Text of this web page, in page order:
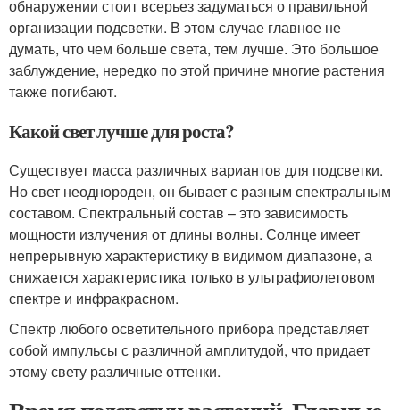
обнаружении стоит всерьез задуматься о правильной
организации подсветки. В этом случае главное не
думать, что чем больше света, тем лучше. Это большое
заблуждение, нередко по этой причине многие растения
также погибают.
Какой свет лучше для роста?
Существует масса различных вариантов для подсветки.
Но свет неоднороден, он бывает с разным спектральным
составом. Спектральный состав – это зависимость
мощности излучения от длины волны. Солнце имеет
непрерывную характеристику в видимом диапазоне, а
снижается характеристика только в ультрафиолетовом
спектре и инфракрасном.
Спектр любого осветительного прибора представляет
собой импульсы с различной амплитудой, что придает
этому свету различные оттенки.